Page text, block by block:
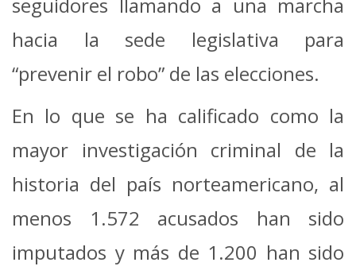
hacia la sede legislativa para
“prevenir el robo” de las elecciones.
En lo que se ha calificado como la
mayor investigación criminal de la
historia del país norteamericano, al
menos 1.572 acusados han sido
imputados y más de 1.200 han sido